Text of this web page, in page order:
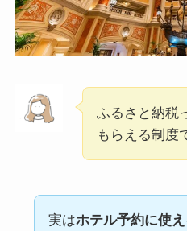
ふるさと納税
もらえる制度
実はホテル予約に使